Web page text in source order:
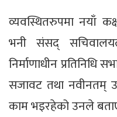
व्यवस्थितरुपमा नयाँ
भनी संसद्
निर्माणाधीन प्रतिनिधि
सजावट तथा नवीनतम्
काम भइरहेको उनले